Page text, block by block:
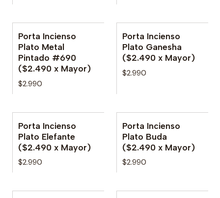
Porta Incienso
Plato Metal
Pintado #690
($2.490 x Mayor)
$2.990
Porta Incienso
Plato Ganesha
($2.490 x Mayor)
$2.990
Porta Incienso
Plato Elefante
($2.490 x Mayor)
$2.990
Porta Incienso
Plato Buda
($2.490 x Mayor)
$2.990